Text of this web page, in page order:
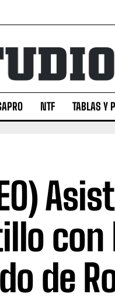
NTF TABLAS Y
con
de